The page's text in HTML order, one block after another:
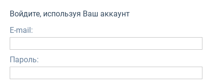
Войдите, используя Ваш аккаунт
E-mail:
Пароль: